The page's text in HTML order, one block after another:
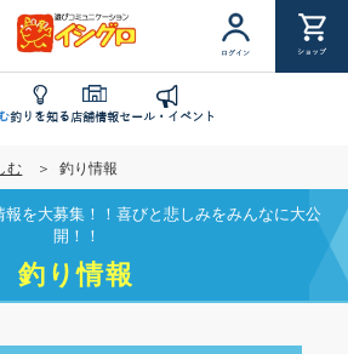
ログイン ショップ
釣りを知る店舗情報セール・イベント
む 釣り情報
を大募集！！喜びと悲しみをみんなに大公
開！！
釣り情報